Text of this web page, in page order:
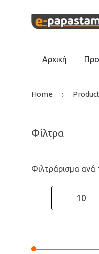
navigation
Αρχική
Home
Φίλτρα
Φιλτράρισμα ανά